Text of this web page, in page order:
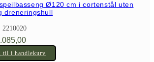
Ø120 cm i cortenstål uten
dreneringshull
2210020
til i handlekurv